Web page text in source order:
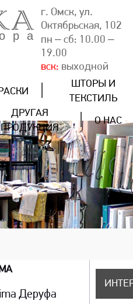
г. Омск, ул.
Октябрьская, 102
пн – сб: 10.00 –
19.00
вск: выходной
ШТОРЫ И
ТЕКСТИЛЬ
ДРУГАЯ
ПРОДУКЦИЯ
О НАС
Деруфа